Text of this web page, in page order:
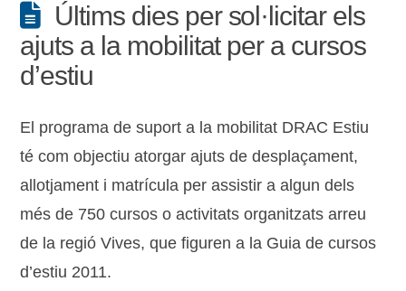
Últims dies per sol·licitar els
ajuts a la mobilitat per a cursos
d’estiu
El programa de suport a la mobilitat DRAC Estiu
té com objectiu atorgar ajuts de desplaçament,
allotjament i matrícula per assistir a algun dels
més de 750 cursos o activitats organitzats arreu
de la regió Vives, que figuren a la Guia de cursos
d’estiu 2011.